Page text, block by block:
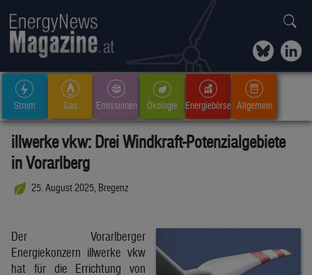
Strom Gas Emissionen Ökologie Energiebörse Allgemein
illwerke vkw: Drei Windkraft-Potenzialgebiete
in Vorarlberg
25. August 2025, Bregenz
Der Vorarlberger
Energiekonzern illwerke vkw
hat für die Errichtung von